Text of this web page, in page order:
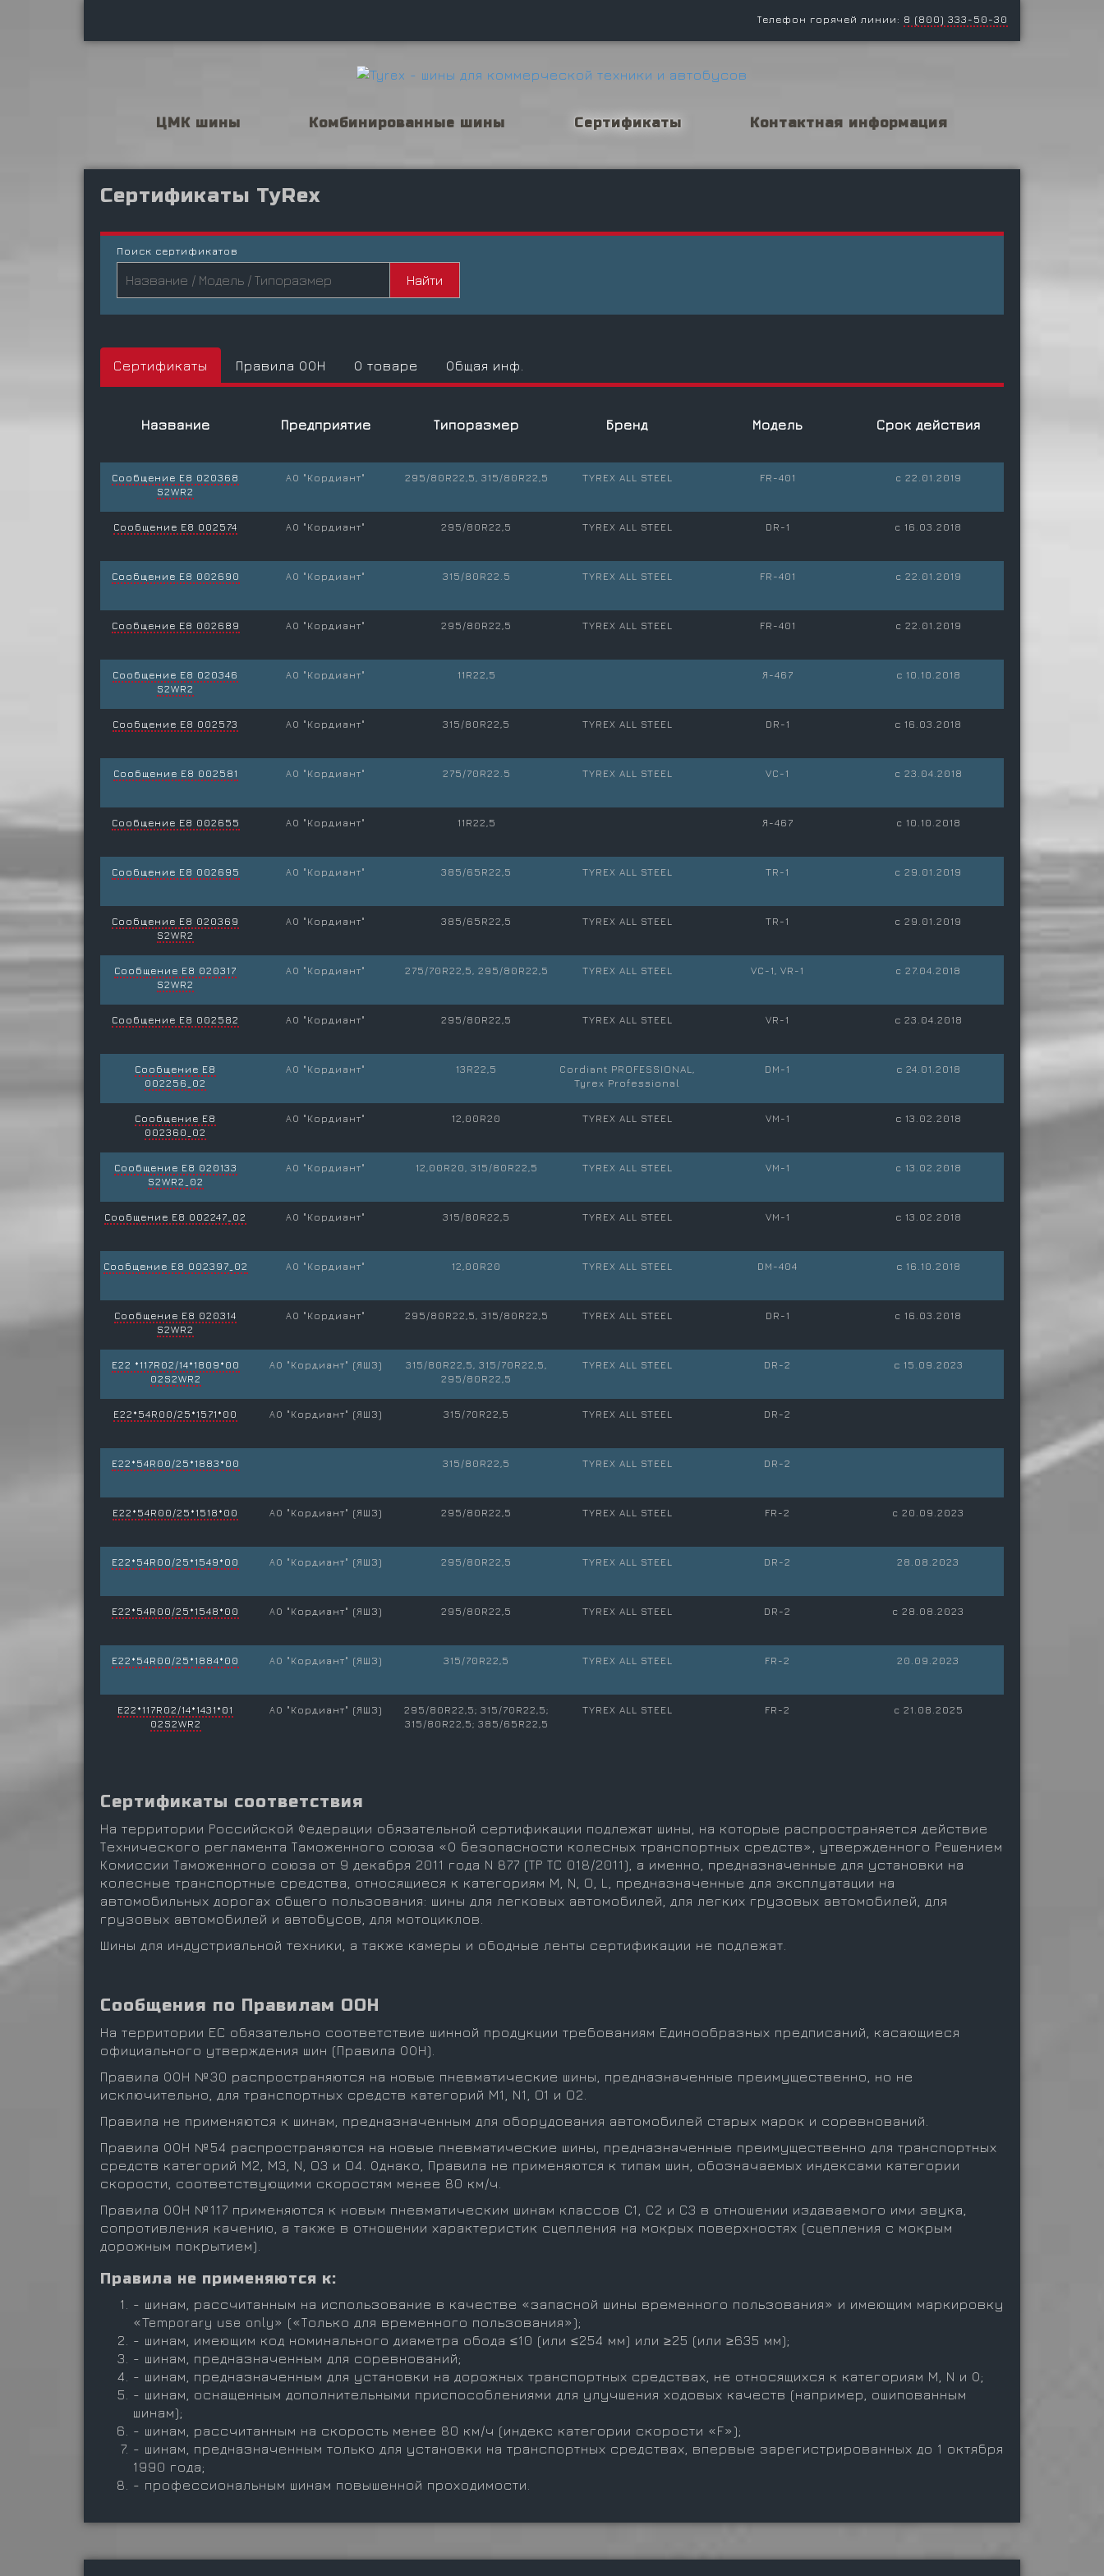
Телефон горячей линии: 8 (800) 333-50-30
ЦМК шины Комбинированные шины Сертификаты Контактная информация
Cертификаты TyRex
Поиск сертификатов
Сертификаты Правила ООН О товаре Общая инф.
Название Предприятие Типоразмер Бренд Модель Срок действия
Сообщение E8 020368
S2WR2
АО "Кордиант" 295/80R22,5, 315/80R22,5 TYREX ALL STEEL FR-401 c 22.01.2019
Сообщение Е8 002574 АО "Кордиант" 295/80R22,5 TYREX ALL STEEL DR-1 c 16.03.2018
Сообщение E8 002690 АО "Кордиант" 315/80R22.5 TYREX ALL STEEL FR-401 c 22.01.2019
Сообщение Е8 002689 АО "Кордиант" 295/80R22,5 TYREX ALL STEEL FR-401 c 22.01.2019
Сообщение Е8 020346
S2WR2
АО "Кордиант" 11R22,5 Я-467 с 10.10.2018
Сообщение Е8 002573 АО "Кордиант" 315/80R22,5 TYREX ALL STEEL DR-1 с 16.03.2018
Сообщение E8 002581 АО "Кордиант" 275/70R22.5 TYREX ALL STEEL VC-1 c 23.04.2018
Сообщение Е8 002655 АО "Кордиант" 11R22,5 Я-467 c 10.10.2018
Сообщение E8 002695 АО "Кордиант" 385/65R22,5 TYREX ALL STEEL TR-1 c 29.01.2019
Сообщение E8 020369
S2WR2
АО "Кордиант" 385/65R22,5 TYREX ALL STEEL TR-1 c 29.01.2019
Сообщение E8 020317
S2WR2
АО "Кордиант" 275/70R22,5, 295/80R22,5 TYREX ALL STEEL VC-1, VR-1 c 27.04.2018
Сообщение E8 002582 АО "Кордиант" 295/80R22,5 TYREX ALL STEEL VR-1 с 23.04.2018
Сообщение E8
002256_02
АО "Кордиант" 13R22,5
Cordiant PROFESSIONAL,
Tyrex Professional
DM-1 с 24.01.2018
Сообщение E8
002360_02
АО "Кордиант" 12,00R20 TYREX ALL STEEL VM-1 с 13.02.2018
Сообщение E8 020133
S2WR2_02
АО "Кордиант" 12,00R20, 315/80R22,5 TYREX ALL STEEL VM-1 c 13.02.2018
Сообщение E8 002247_02 АО "Кордиант" 315/80R22,5 TYREX ALL STEEL VM-1 с 13.02.2018
Сообщение E8 002397_02 АО "Кордиант" 12,00R20 TYREX ALL STEEL DM-404 с 16.10.2018
Сообщение E8 020314
S2WR2
АО "Кордиант" 295/80R22,5, 315/80R22,5 TYREX ALL STEEL DR-1 c 16.03.2018
E22 *117R02/14*1809*00
02S2WR2
АО "Кордиант" (ЯШЗ)
315/80R22,5, 315/70R22,5,
295/80R22,5
TYREX ALL STEEL DR-2 с 15.09.2023
E22*54R00/25*1571*00 АО "Кордиант" (ЯШЗ) 315/70R22,5 TYREX ALL STEEL DR-2
E22*54R00/25*1883*00 315/80R22,5 TYREX ALL STEEL DR-2
E22*54R00/25*1518*00 АО "Кордиант" (ЯШЗ) 295/80R22,5 TYREX ALL STEEL FR-2 c 20.09.2023
E22*54R00/25*1549*00 АО "Кордиант" (ЯШЗ) 295/80R22,5 TYREX ALL STEEL DR-2 28.08.2023
E22*54R00/25*1548*00 АО "Кордиант" (ЯШЗ) 295/80R22,5 TYREX ALL STEEL DR-2 c 28.08.2023
E22*54R00/25*1884*00 АО "Кордиант" (ЯШЗ) 315/70R22,5 TYREX ALL STEEL FR-2 20.09.2023
E22*117R02/14*1431*01
02S2WR2
АО "Кордиант" (ЯШЗ)
295/80R22,5; 315/70R22,5;
315/80R22,5; 385/65R22,5
TYREX ALL STEEL FR-2 c 21.08.2025
Сертификаты соответствия
На территории Российской Федерации обязательной сертификации подлежат шины, на которые распространяется действие
Технического регламента Таможенного союза «О безопасности колесных транспортных средств», утвержденного Решением
Комиссии Таможенного союза от 9 декабря 2011 года N 877 (ТР ТС 018/2011), а именно, предназначенные для установки на
колесные транспортные средства, относящиеся к категориям M, N, O, L, предназначенные для эксплуатации на
автомобильных дорогах общего пользования: шины для легковых автомобилей, для легких грузовых автомобилей, для
грузовых автомобилей и автобусов, для мотоциклов.
Шины для индустриальной техники, а также камеры и ободные ленты сертификации не подлежат.
Сообщения по Правилам ООН
На территории ЕС обязательно соответствие шинной продукции требованиям Единообразных предписаний, касающиеся
официального утверждения шин (Правила ООН).
Правила ООН №30 распространяются на новые пневматические шины, предназначенные преимущественно, но не
исключительно, для транспортных средств категорий M1, N1, O1 и O2.
Правила не применяются к шинам, предназначенным для оборудования автомобилей старых марок и соревнований.
Правила ООН №54 распространяются на новые пневматические шины, предназначенные преимущественно для транспортных
средств категорий M2, M3, N, O3 и O4. Однако, Правила не применяются к типам шин, обозначаемых индексами категории
скорости, соответствующими скоростям менее 80 км/ч.
Правила ООН №117 применяются к новым пневматическим шинам классов C1, C2 и C3 в отношении издаваемого ими звука,
сопротивления качению, а также в отношении характеристик сцепления на мокрых поверхностях (сцепления с мокрым
дорожным покрытием).
Правила не применяются к:
- шинам, рассчитанным на использование в качестве «запасной шины временного пользования» и имеющим маркировку
«Temporary use only» («Только для временного пользования»);
- шинам, имеющим код номинального диаметра обода ≤10 (или ≤254 мм) или ≥25 (или ≥635 мм);
- шинам, предназначенным для соревнований;
- шинам, предназначенным для установки на дорожных транспортных средствах, не относящихся к категориям M, N и О;
- шинам, оснащенным дополнительными приспособлениями для улучшения ходовых качеств (например, ошипованным
шинам);
- шинам, рассчитанным на скорость менее 80 км/ч (индекс категории скорости «F»);
- шинам, предназначенным только для установки на транспортных средствах, впервые зарегистрированных до 1 октября
1990 года;
- профессиональным шинам повышенной проходимости.